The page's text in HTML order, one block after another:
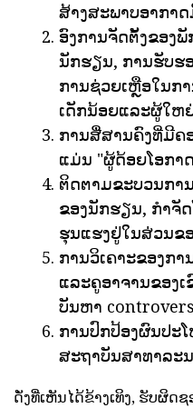
ສ້າງສະພາບອາກາ
ອົງການຈັດຕັ້ງຂອງ
ນັກຮຽນ, ການຮັບຮອ
ການຊ່ວຍເຫຼືອໃນກ
ເດັກນ້ອຍແລະຜູ້ໃຫ
ການສື່ສານຄົງທີ່ມີຄ
ແມ່ນ "ຜູ້ດ້ອຍໂອກາ
ຕິດຕາມຂະບວນກາ
ຂອງນັກຮຽນ, ກໍາຈັ
ຮຸນແຮງຢູ່ໃນສ່ວນຂ
ການວິເຄາະຂອງກ
ແລະຄູອາຈານຂອງເ
ບັນຫາ
ການປົກປ້ອງຜົນປະ
ສະຖາບັນສາທາລະ
ດັ່ງທີ່ເຫັນໄດ້ຂ້າງເທິງ, ຮັບຜິດ